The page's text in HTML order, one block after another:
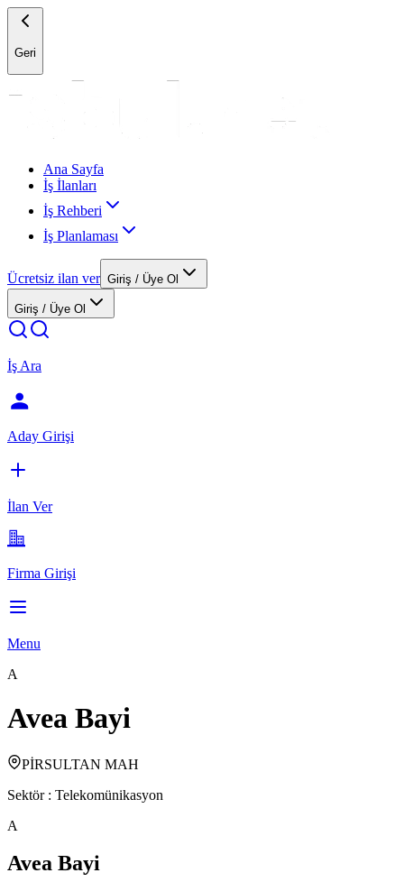
Geri
Ana Sayfa
İş İlanları
İş Rehberi
İş Planlaması
Ücretsiz ilan ver Giriş / Üye Ol
Giriş / Üye Ol
İş Ara
Aday Girişi
İlan Ver
Firma Girişi
Menu
A
Avea Bayi
PİRSULTAN MAH
Sektör : Telekomünikasyon
A
Avea Bayi